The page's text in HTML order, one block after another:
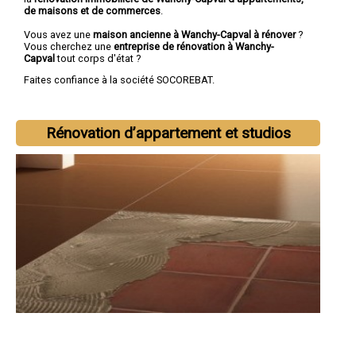
de maisons et de commerces
Vous avez une maison ancienne à Wanchy-Capval à rénover?
Vous cherchez une entreprise de rénovation à Wanchy-
Capvaltout corps d'état ?
Faites confiance à la société SOCOREBAT.
Rénovation d’appartement et studios